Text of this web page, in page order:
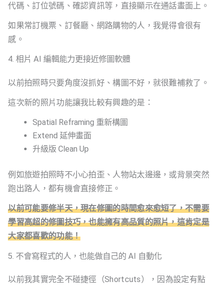
代碼、訂位號碼、確認資訊等，直接顯示在通話畫面上。
如果常訂機票、訂餐廳、網路購物的人，我覺得會很有
感。
4. 相片 AI 編輯能力更接近修圖軟體
以前拍照時只要角度沒抓好、構圖不好，就很難補救了。
這次新的照片功能讓我比較有興趣的是：
Spatial Reframing 重新構圖
Extend 延伸畫面
升級版 Clean Up
例如旅遊拍照時不小心拍歪、人物站太邊邊，或背景突然
跑出路人，都有機會直接修正。
以前可能要修半天，現在修圖的時間愈來愈短了，不需要
學習高超的修圖技巧，也能擁有高品質的照片，這肯定是
大家都喜歡的功能！
5. 不會寫程式的人，也能做自己的 AI 自動化
以前我其實完全不碰捷徑（Shortcuts），因為設定有點